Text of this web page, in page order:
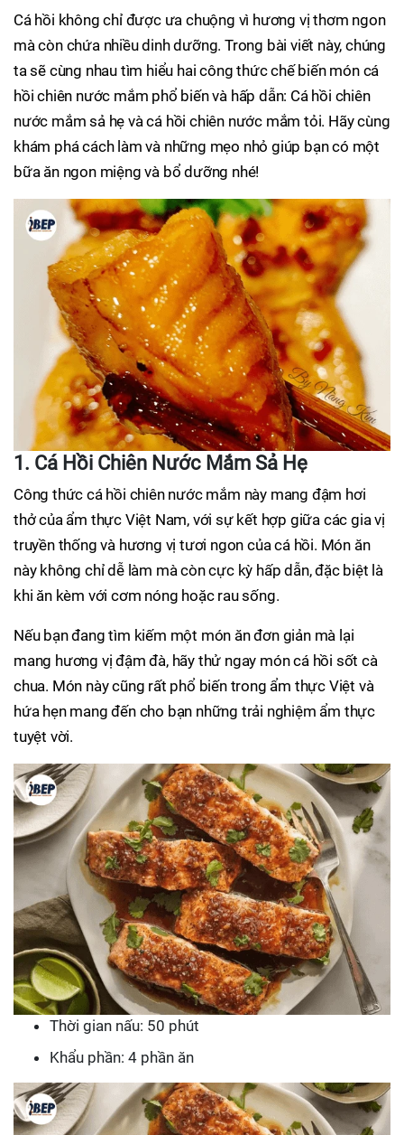
Cá hồi không chỉ được ưa chuộng vì hương vị thơm ngon
mà còn chứa nhiều dinh dưỡng. Trong bài viết này, chúng
ta sẽ cùng nhau tìm hiểu hai công thức chế biến món cá
hồi chiên nước mắm phổ biến và hấp dẫn: Cá hồi chiên
nước mắm sả hẹ và cá hồi chiên nước mắm tỏi. Hãy cùng
khám phá cách làm và những mẹo nhỏ giúp bạn có một
bữa ăn ngon miệng và bổ dưỡng nhé!
1. Cá Hồi Chiên Nước Mắm Sả Hẹ
Công thức cá hồi chiên nước mắm này mang đậm hơi
thở của ẩm thực Việt Nam, với sự kết hợp giữa các gia vị
truyền thống và hương vị tươi ngon của cá hồi. Món ăn
này không chỉ dễ làm mà còn cực kỳ hấp dẫn, đặc biệt là
khi ăn kèm với cơm nóng hoặc rau sống.
Nếu bạn đang tìm kiếm một món ăn đơn giản mà lại
mang hương vị đậm đà, hãy thử ngay món cá hồi sốt cà
chua. Món này cũng rất phổ biến trong ẩm thực Việt và
hứa hẹn mang đến cho bạn những trải nghiệm ẩm thực
tuyệt vời.
Thời gian nấu: 50 phút
Khẩu phần: 4 phần ăn